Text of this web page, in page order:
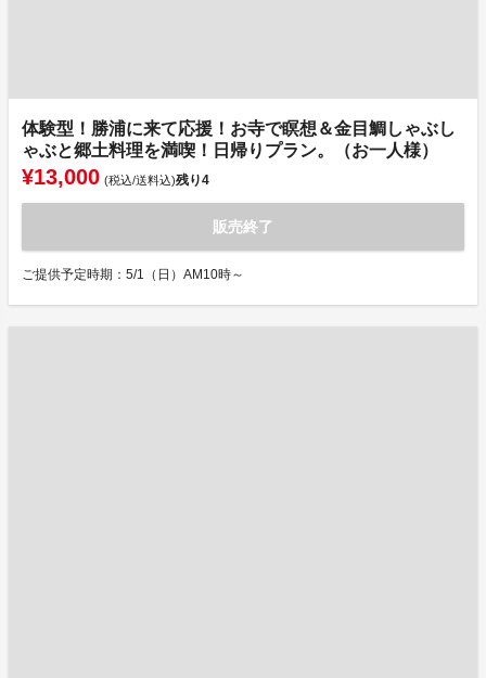
体験型！勝浦に来て応援！お寺で瞑想＆金目鯛しゃぶし
ゃぶと郷土料理を満喫！日帰りプラン。（お一人様）
¥13,000 (税込/送料込)残り4
販売終了
ご提供予定時期：5/1（日）AM10時～